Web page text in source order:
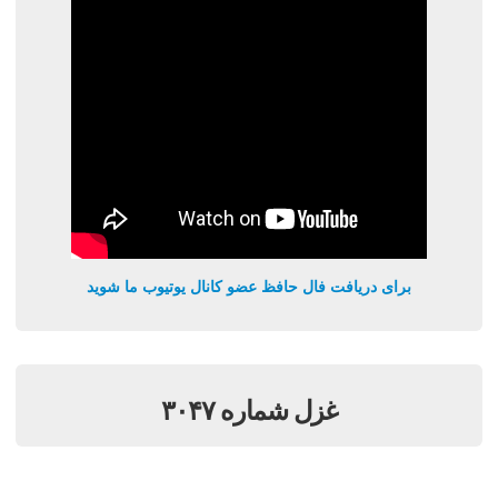
برای دریافت فال حافظ عضو کانال یوتیوب ما شوید
غزل شماره ۳۰۴۷